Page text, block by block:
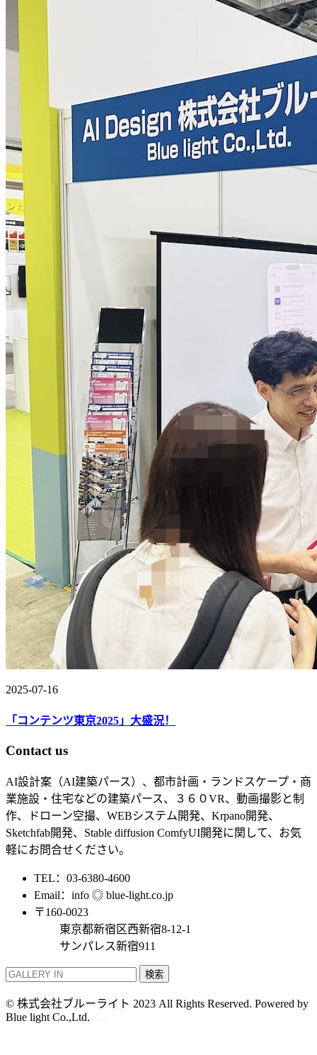
2025-07-16
「コンテンツ東京2025」大盛況！
Contact us
AI設計案（AI建築パース）、都市計画・ランドスケープ・商
業施設・住宅などの建築パース、３６０VR、動画撮影と制
作、ドローン空撮、WEBシステム開発、Krpano開発、
Sketchfab開発、Stable diffusion ComfyUI開発に関して、お気
軽にお問合せください。
TEL：03-6380-4600
Email：info ◎ blue-light.co.jp
〒160-0023
東京都新宿区西新宿8-12-1
サンパレス新宿911
検索
© 株式会社ブルーライト 2023 All Rights Reserved. Powered by
Blue light Co.,Ltd.